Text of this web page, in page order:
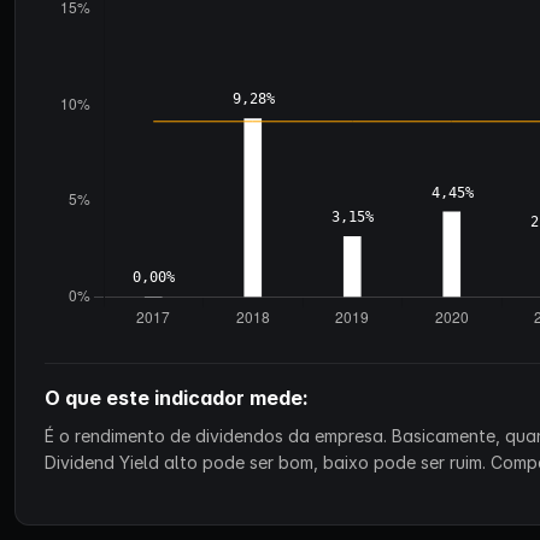
O que este indicador mede:
É o rendimento de dividendos da empresa. Basicamente,
Dividend Yield alto pode ser bom, baixo pode ser ruim.